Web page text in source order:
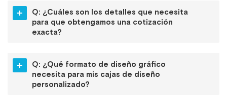
Q: ¿Cuáles son los detalles que necesita
para que obtengamos una cotización
exacta?
Q: ¿Qué formato de diseño gráfico
necesita para mis cajas de diseño
personalizado?